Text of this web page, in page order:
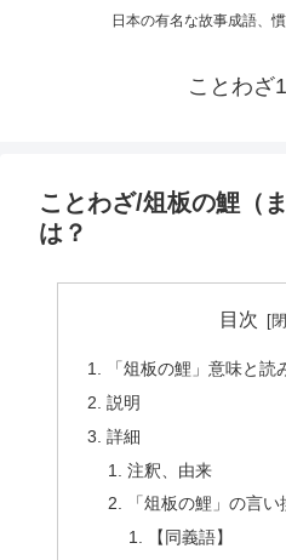
日本の有名な故事成語、
ことわざ
ことわざ/俎板の鯉（
は？
目次
「俎板の鯉」意味と読
説明
詳細
注釈、由来
「俎板の鯉」の言
【同義語】